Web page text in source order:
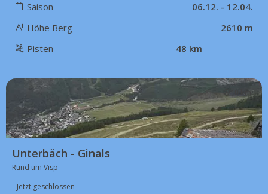
Saison
06.12. - 12.04.
Höhe Berg
2610 m
Pisten
48 km
10 km
Unterbäch - Ginals
Rund um Visp
Jetzt geschlossen